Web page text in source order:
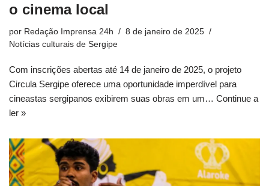
o cinema local
por Redação Imprensa 24h
8 de janeiro de 2025
Notícias culturais de Sergipe
Com inscrições abertas até 14 de janeiro de 2025, o projeto
Circula Sergipe oferece uma oportunidade imperdível para
cineastas sergipanos exibirem suas obras em um… Continue a
ler »